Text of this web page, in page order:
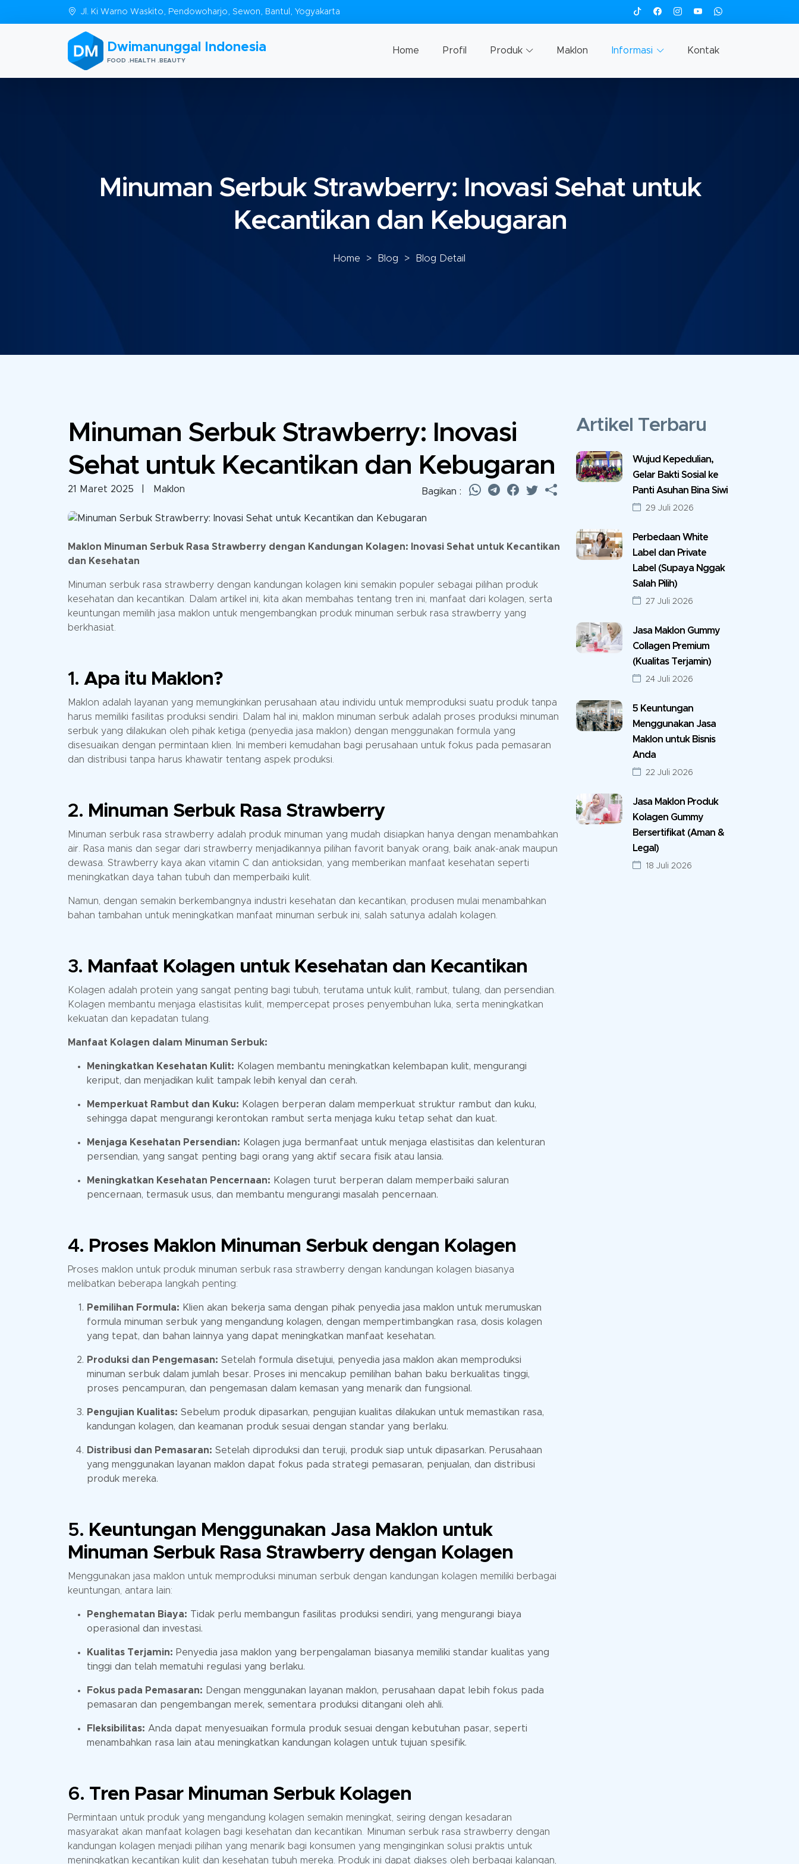
Jl. Ki Warno Waskito, Pendowoharjo, Sewon, Bantul, Yogyakarta
Dwimanunggal Indonesia
FOOD .HEALTH .BEAUTY
Home Profil Produk Maklon Informasi Kontak
Minuman Serbuk Strawberry: Inovasi Sehat untuk
Kecantikan dan Kebugaran
Home > Blog > Blog Detail
Minuman Serbuk Strawberry: Inovasi
Sehat untuk Kecantikan dan Kebugaran
21 Maret 2025 | Maklon Bagikan :
Maklon Minuman Serbuk Rasa Strawberry dengan Kandungan Kolagen: Inovasi Sehat untuk Kecantikan
dan Kesehatan
Minuman serbuk rasa strawberry dengan kandungan kolagen kini semakin populer sebagai pilihan produk
kesehatan dan kecantikan. Dalam artikel ini, kita akan membahas tentang tren ini, manfaat dari kolagen, serta
keuntungan memilih jasa maklon untuk mengembangkan produk minuman serbuk rasa strawberry yang
berkhasiat.
1. Apa itu Maklon?
Maklon adalah layanan yang memungkinkan perusahaan atau individu untuk memproduksi suatu produk tanpa
harus memiliki fasilitas produksi sendiri. Dalam hal ini, maklon minuman serbuk adalah proses produksi minuman
serbuk yang dilakukan oleh pihak ketiga (penyedia jasa maklon) dengan menggunakan formula yang
disesuaikan dengan permintaan klien. Ini memberi kemudahan bagi perusahaan untuk fokus pada pemasaran
dan distribusi tanpa harus khawatir tentang aspek produksi.
2. Minuman Serbuk Rasa Strawberry
Minuman serbuk rasa strawberry adalah produk minuman yang mudah disiapkan hanya dengan menambahkan
air. Rasa manis dan segar dari strawberry menjadikannya pilihan favorit banyak orang, baik anak-anak maupun
dewasa. Strawberry kaya akan vitamin C dan antioksidan, yang memberikan manfaat kesehatan seperti
meningkatkan daya tahan tubuh dan memperbaiki kulit.
Namun, dengan semakin berkembangnya industri kesehatan dan kecantikan, produsen mulai menambahkan
bahan tambahan untuk meningkatkan manfaat minuman serbuk ini, salah satunya adalah kolagen.
3. Manfaat Kolagen untuk Kesehatan dan Kecantikan
Kolagen adalah protein yang sangat penting bagi tubuh, terutama untuk kulit, rambut, tulang, dan persendian.
Kolagen membantu menjaga elastisitas kulit, mempercepat proses penyembuhan luka, serta meningkatkan
kekuatan dan kepadatan tulang.
Manfaat Kolagen dalam Minuman Serbuk:
Meningkatkan Kesehatan Kulit: Kolagen membantu meningkatkan kelembapan kulit, mengurangi
keriput, dan menjadikan kulit tampak lebih kenyal dan cerah.
Memperkuat Rambut dan Kuku: Kolagen berperan dalam memperkuat struktur rambut dan kuku,
sehingga dapat mengurangi kerontokan rambut serta menjaga kuku tetap sehat dan kuat.
Menjaga Kesehatan Persendian: Kolagen juga bermanfaat untuk menjaga elastisitas dan kelenturan
persendian, yang sangat penting bagi orang yang aktif secara fisik atau lansia.
Meningkatkan Kesehatan Pencernaan: Kolagen turut berperan dalam memperbaiki saluran
pencernaan, termasuk usus, dan membantu mengurangi masalah pencernaan.
4. Proses Maklon Minuman Serbuk dengan Kolagen
Proses maklon untuk produk minuman serbuk rasa strawberry dengan kandungan kolagen biasanya
melibatkan beberapa langkah penting:
Pemilihan Formula: Klien akan bekerja sama dengan pihak penyedia jasa maklon untuk merumuskan
formula minuman serbuk yang mengandung kolagen, dengan mempertimbangkan rasa, dosis kolagen
yang tepat, dan bahan lainnya yang dapat meningkatkan manfaat kesehatan.
Produksi dan Pengemasan: Setelah formula disetujui, penyedia jasa maklon akan memproduksi
minuman serbuk dalam jumlah besar. Proses ini mencakup pemilihan bahan baku berkualitas tinggi,
proses pencampuran, dan pengemasan dalam kemasan yang menarik dan fungsional.
Pengujian Kualitas: Sebelum produk dipasarkan, pengujian kualitas dilakukan untuk memastikan rasa,
kandungan kolagen, dan keamanan produk sesuai dengan standar yang berlaku.
Distribusi dan Pemasaran: Setelah diproduksi dan teruji, produk siap untuk dipasarkan. Perusahaan
yang menggunakan layanan maklon dapat fokus pada strategi pemasaran, penjualan, dan distribusi
produk mereka.
5. Keuntungan Menggunakan Jasa Maklon untuk
Minuman Serbuk Rasa Strawberry dengan Kolagen
Menggunakan jasa maklon untuk memproduksi minuman serbuk dengan kandungan kolagen memiliki berbagai
keuntungan, antara lain:
Penghematan Biaya: Tidak perlu membangun fasilitas produksi sendiri, yang mengurangi biaya
operasional dan investasi.
Kualitas Terjamin: Penyedia jasa maklon yang berpengalaman biasanya memiliki standar kualitas yang
tinggi dan telah mematuhi regulasi yang berlaku.
Fokus pada Pemasaran: Dengan menggunakan layanan maklon, perusahaan dapat lebih fokus pada
pemasaran dan pengembangan merek, sementara produksi ditangani oleh ahli.
Fleksibilitas: Anda dapat menyesuaikan formula produk sesuai dengan kebutuhan pasar, seperti
menambahkan rasa lain atau meningkatkan kandungan kolagen untuk tujuan spesifik.
6. Tren Pasar Minuman Serbuk Kolagen
Permintaan untuk produk yang mengandung kolagen semakin meningkat, seiring dengan kesadaran
masyarakat akan manfaat kolagen bagi kesehatan dan kecantikan. Minuman serbuk rasa strawberry dengan
kandungan kolagen menjadi pilihan yang menarik bagi konsumen yang menginginkan solusi praktis untuk
meningkatkan kecantikan kulit dan kesehatan tubuh mereka. Produk ini dapat diakses oleh berbagai kalangan,
Artikel Terbaru
Wujud Kepedulian,
Gelar Bakti Sosial ke
Panti Asuhan Bina Siwi
29 Juli 2026
Perbedaan White
Label dan Private
Label (Supaya Nggak
Salah Pilih)
27 Juli 2026
Jasa Maklon Gummy
Collagen Premium
(Kualitas Terjamin)
24 Juli 2026
5 Keuntungan
Menggunakan Jasa
Maklon untuk Bisnis
Anda
22 Juli 2026
Jasa Maklon Produk
Kolagen Gummy
Bersertifikat (Aman &
Legal)
18 Juli 2026